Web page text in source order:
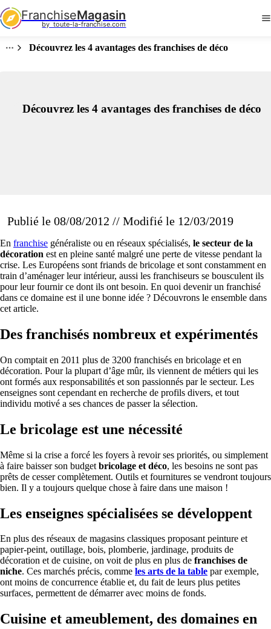
FranchiseMagasin
by  toute-la-franchise.com
Découvrez les 4 avantages des franchises de déco
Découvrez les 4 avantages des franchises de déco
Publié le 08/08/2012 // Modifié le 12/03/2019
En franchise généraliste ou en réseaux spécialisés, le secteur de la
décoration est en pleine santé malgré une perte de vitesse pendant la
crise. Les Européens sont friands de bricolage et sont constamment en
train d’aménager leur intérieur, aussi les franchiseurs se bousculent ils
pour leur fournir ce dont ils ont besoin. En quoi devenir un franchisé
dans ce domaine est il une bonne idée ? Découvrons le ensemble dans
cet article.
Des franchisés nombreux et expérimentés
On comptait en 2011 plus de 3200 franchisés en bricolage et en
décoration. Pour la plupart d’âge mûr, ils viennent de métiers qui les
ont formés aux responsabilités et son passionnés par le secteur. Les
enseignes sont cependant en recherche de profils divers, et tout
individu motivé a ses chances de passer la sélection.
Le bricolage est une nécessité
Même si la crise a forcé les foyers à revoir ses priorités, ou simplement
à faire baisser son budget bricolage et déco, les besoins ne sont pas
prêts de cesser complètement. Outils et fournitures se vendront toujours
bien. Il y a toujours quelque chose à faire dans une maison !
Les enseignes spécialisées se développent
En plus des réseaux de magasins classiques proposant peinture et
papier-peint, outillage, bois, plomberie, jardinage, produits de
décoration et de cuisine, on voit de plus en plus de franchises de
niche. Ces marchés précis, comme les arts de la table par exemple,
ont moins de concurrence établie et, du fait de leurs plus petites
surfaces, permettent de démarrer avec moins de fonds.
Cuisine et ameublement, des domaines en